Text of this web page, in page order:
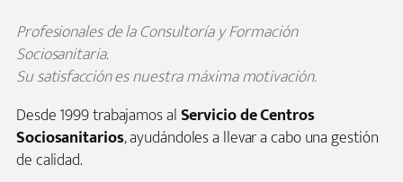
Profesionales de la Consultoría y Formación
Sociosanitaria.
Su satisfacción es nuestra máxima motivación.
Desde 1999 trabajamos alServicio de Centros
Sociosanitarios, ayudándoles a llevar a cabo una gestión
de calidad.